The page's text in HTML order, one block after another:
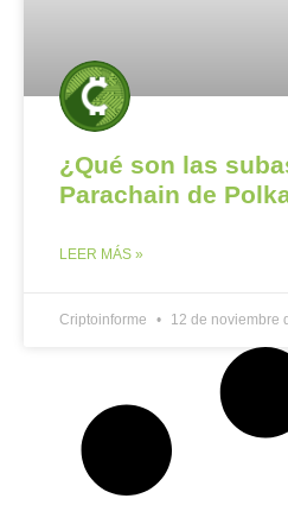
¿Qué son las
Parachain de
LEER MÁS »
Criptoinforme 12 de noviembre